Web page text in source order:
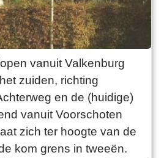
vanuit Valkenburg
zuiden, richting
en de (huidige)
vanuit Voorschoten
zich ter hoogte van de
kom grens in tweeën.